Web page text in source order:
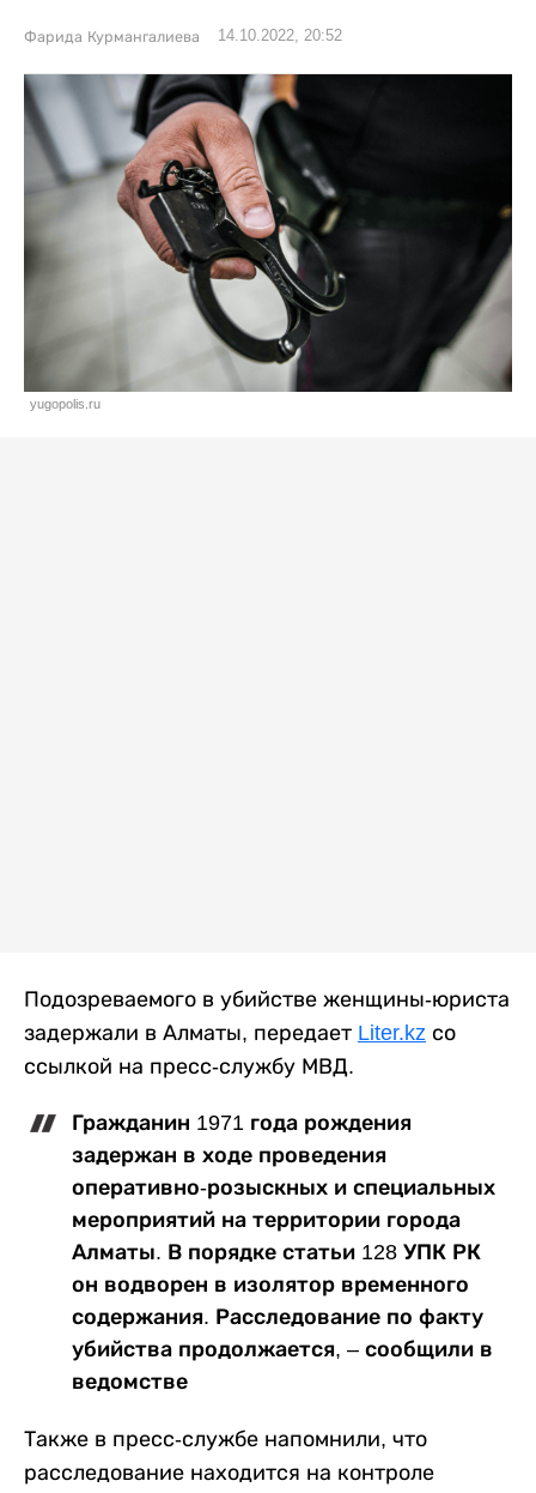
Фарида Курмангалиева 14.10.2022, 20:52
yugopolis.ru
Подозреваемого в убийстве женщины-юриста
задержали в Алматы, передает Liter.kz со
ссылкой на пресс-службу МВД.
Гражданин 1971 года рождения
задержан в ходе проведения
оперативно-розыскных и специальных
мероприятий на территории города
Алматы. В порядке статьи 128 УПК РК
он водворен в изолятор временного
содержания. Расследование по факту
убийства продолжается, – сообщили в
ведомстве
Также в пресс-службе напомнили, что
расследование находится на контроле